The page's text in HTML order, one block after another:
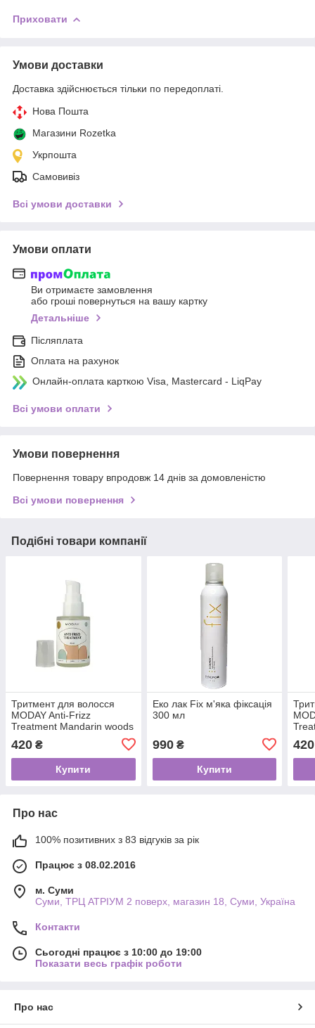
Приховати
Умови доставки
Доставка здійснюється тільки по передоплаті.
Нова Пошта
Магазини Rozetka
Укрпошта
Самовивіз
Всі умови доставки
Умови оплати
Ви отримаєте замовлення
або гроші повернуться на вашу картку
Детальніше
Післяплата
Оплата на рахунок
Онлайн-оплата карткою Visa, Mastercard - LiqPay
Всі умови оплати
Умови повернення
Повернення товару впродовж 14 днів за домовленістю
Всі умови повернення
Подібні товари компанії
Тритмент для волосся
MODAY Anti-Frizz
Treatment Mandarin woods
для додаткового блиску та
термозахисту 30 мл
420 ₴
Купити
Еко лак Fix м'яка фіксація
300 мл
990₴
Купити
420
Про нас
100% позитивних з 83 відгуків за рік
Працює з 08.02.2016
м. Суми
Суми, ТРЦ АТРІУМ 2 поверх, магазин 18, Суми, Україна
Контакти
Сьогодні працює з 10:00 до 19:00
Показати весь графік роботи
Про нас